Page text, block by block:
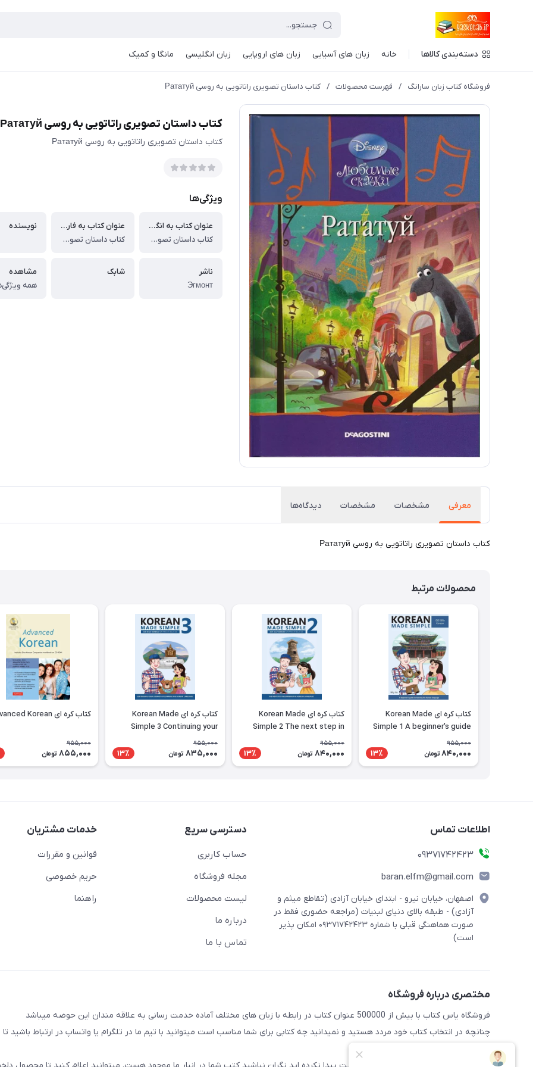
دسته‌بندی کالاها خانه زبان های آسیایی زبان های اروپایی زبان انگلیسی مانگا و کمیک
فروشگاه کتاب زبان سارانگ / فهرست محصولات / کتاب داستان تصویری راتاتویی به روسی Рататуй
کتاب داستان تصویری راتاتویی به روسی Рататуй
کتاب داستان تصویری راتاتویی به روسی Рататуй
ویژگی‌ها
عنوان کتاب به انگلیسی
کتاب داستان تصویری راتاتویی به روسی Рататуй
عنوان کتاب به فارسی
کتاب داستان تصویری راتاتویی به روسی Рататуй
نویسنده
ناشر
Эгмонт
شابک
مشاهده
همه
معرفی مشخصات مشخصات دیدگاه‌ها
کتاب داستان تصویری راتاتویی به روسی Рататуй
محصولات مرتبط
کتاب کره ای Korean Made
Simple 1 A beginner's guide
to learning the Korean
language
955,000
840,000 تومان 13٪
کتاب کره ای Korean Made
Simple 2 The next step in
learning the Korean language
955,000
840,000 تومان 13٪
کتاب کره ای Korean Made
Simple 3 Continuing your
journey of learning the
Korean language
955,000
835,000 تومان 13٪
کتاب کره ای Advanced Korean
955,000
855,000 تومان
اطلاعات تماس
09371742423
baran.elfm@gmail.com
اصفهان، خیابان نیرو - ابتدای خیابان آزادی (تقاطع میثم و
آزادی) - طبقه بالای دنیای لبنیات (مراجعه حضوری فقط در
صورت هماهنگی قبلی با شماره ۰۹۳۷۱۷۴۲۴۲۳ امکان پذیر
است)
دسترسی سریع
حساب کاربری
مجله فروشگاه
لیست محصولات
درباره ما
تماس با ما
خدمات مشتریان
قوانین و مقررات
حریم خصوصی
راهنما
مختصری درباره فروشگاه
فروشگاه یاس کتاب با بیش از 500000 عنوان کتاب در رابطه با زبان های مختلف آماده خدمت رسانی به علاقه مندان این حوضه میباشد
چنانچه در انتخاب کتاب خود مردد هستید و نمیدانید چه کتابی برای شما مناسب است میتوانید با تیم ما در تلگرام یا واتساپ در ارتباط باشید تا